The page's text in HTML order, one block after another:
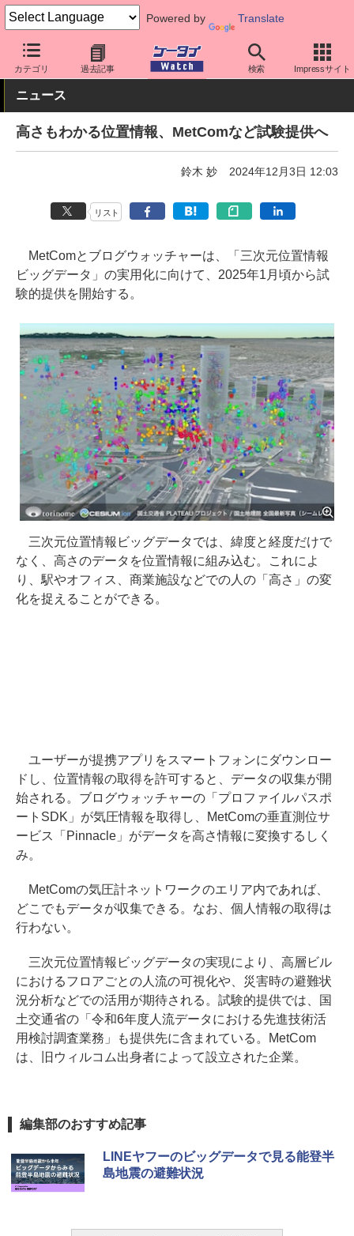
Powered by Translate
カテゴリ 過去記事 検索 Impressサイト
ケータイ Watch 最新技術/その他 その他
ニュース
高さもわかる位置情報、MetComなど試験提供へ
鈴木 妙 2024年12月3日 12:03
リスト
MetComとブログウォッチャーは、「三次元位置情報
ビッグデータ」の実用化に向けて、2025年1月頃から試
験的提供を開始する。
三次元位置情報ビッグデータでは、緯度と経度だけで
なく、高さのデータを位置情報に組み込む。これによ
り、駅やオフィス、商業施設などでの人の「高さ」の変
化を捉えることができる。
ユーザーが提携アプリをスマートフォンにダウンロー
ドし、位置情報の取得を許可すると、データの収集が開
始される。ブログウォッチャーの「プロファイルパスポ
ートSDK」が気圧情報を取得し、MetComの垂直測位サ
ービス「Pinnacle」がデータを高さ情報に変換するしく
み。
MetComの気圧計ネットワークのエリア内であれば、
どこでもデータが収集できる。なお、個人情報の取得は
行わない。
三次元位置情報ビッグデータの実現により、高層ビル
におけるフロアごとの人流の可視化や、災害時の避難状
況分析などでの活用が期待される。試験的提供では、国
土交通省の「令和6年度人流データにおける先進技術活
用検討調査業務」も提供先に含まれている。MetCom
は、旧ウィルコム出身者によって設立された企業。
編集部のおすすめ記事
LINEヤフーのビッグデータで見る能登半
島地震の避難状況